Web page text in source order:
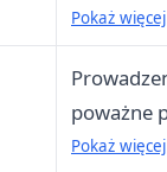
Pokaż więcej
poważne
Pokaż więcej